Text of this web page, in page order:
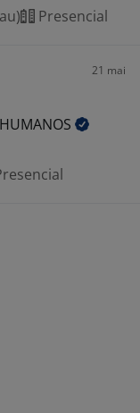
Presencial
21 mai
HUMANOS